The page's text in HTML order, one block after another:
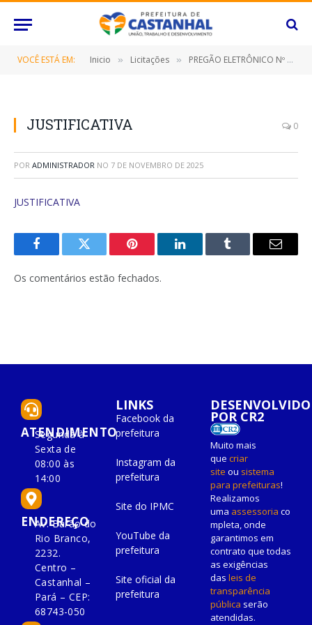
VOCÊ ESTÁ EM: Inicio » Licitações » PREGÃO ELETRÔNICO Nº 029/2022-SRP (FORNECIMENTO DE SOLUÇÃO DE OUTSOURCING DE TECNOLOGIA DA INFORMAÇÃO/TI)
JUSTIFICATIVA 0
POR ADMINISTRADOR NO 7 DE NOVEMBRO DE 2025
JUSTIFICATIVA
FacebookTwitter Pinterest O
Tumblr
E-
Os comentários estão fechados.
ATENDIMENTO
Segunda à
Sexta de
08:00 às
14:00
ENDEREÇO
Av. Barão do
Rio Branco,
2232.
Centro –
Castanhal –
Pará – CEP:
68743-050
LINKS
Facebook da
prefeitura
Instagram da
prefeitura
Site do IPMC
YouTube da
prefeitura
Site oficial da
prefeitura
DESENVOLVIDO
POR CR2
Muito mais
que criar
site ou sistema
para prefeituras!
Realizamos
uma assessoria co
mpleta, onde
garantimos em
contrato que todas
as exigências
das leis de
transparência
pública serão
atendidas.